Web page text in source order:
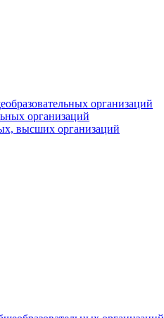
организаций
организаций
высших организаций
Имя